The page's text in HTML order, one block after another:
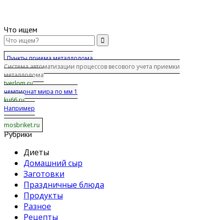
Что ищем
Пункты приема металлолома
Система автоматизации процессов весового учета приемки
металлолома
tverlom.ru
чемпионат мира по мм 1
ku66.ru
Например
mosbriket.ru
Рубрики
Диеты
Домашний сыр
Заготовки
Праздничные блюда
Продукты
Разное
Рецепты